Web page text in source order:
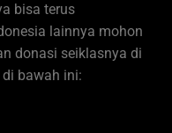
bisa terus
lainnya mohon
donasi seiklasnya di
bawah ini: